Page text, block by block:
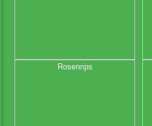
Rosenrips